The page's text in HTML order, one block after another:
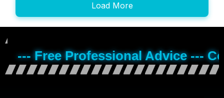
Load More
--- Free Professional Advice ---